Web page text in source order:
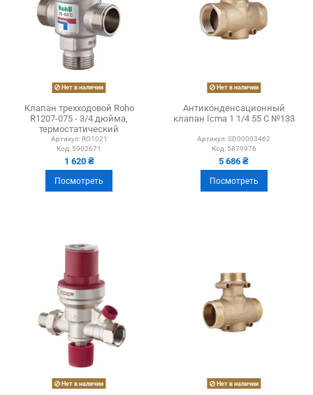
Нет в наличии
Клапан трехходовой Roho
R1207-075 - 3/4 дюйма,
термостатический
Артикул: RO1021
Код: 5902671
1 620 ₴
Посмотреть
Нет в наличии
Антиконденсационный
клапан Icma 1 1/4 55 С №133
Артикул: SD00003462
Код: 5879976
5 686 ₴
Посмотреть
Нет в наличии Нет в наличии